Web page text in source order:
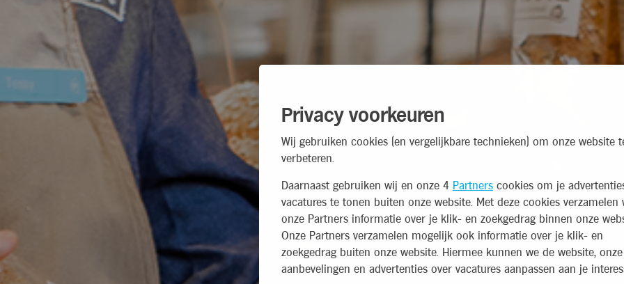
Privacy voorkeuren
Wij gebruiken cookies (en vergelijkbare technieken) om onze website
verbeteren.
Daarnaast gebruiken wij en onze 4 Partners cookies om je
vacatures te tonen buiten onze website. Met deze cookies verzamelen
onze Partners informatie over je klik- en zoekgedrag binnen onze
Onze Partners verzamelen mogelijk ook informatie over je klik- en
zoekgedrag buiten onze website. Hiermee kunnen we de website, onze
aanbevelingen en advertenties over vacatures aanpassen aan je